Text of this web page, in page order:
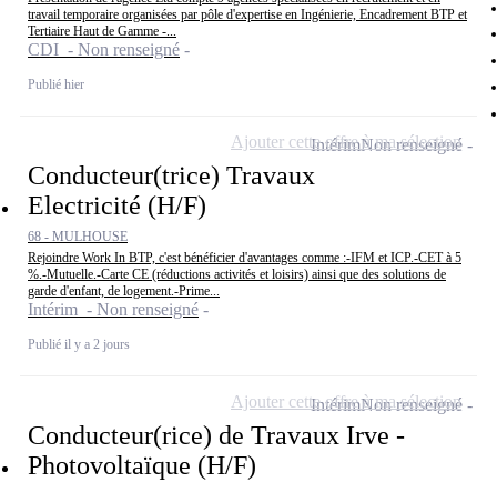
travail temporaire organisées par pôle d'expertise en Ingénierie, Encadrement BTP et
Tertiaire Haut de Gamme -...
CDI - Non renseigné
Publié hier
Conducteur(trice) Travaux
Electricité (H/F)
68 - MULHOUSE
Rejoindre Work In BTP, c'est bénéficier d'avantages comme :-IFM et ICP.-CET à 5
%.-Mutuelle.-Carte CE (réductions activités et loisirs) ainsi que des solutions de
garde d'enfant, de logement.-Prime...
Intérim - Non renseigné
Publié il y a 2 jours
IntérimNon renseigné
Ajouter cette offre à ma sélection
Conducteur(rice) de Travaux Irve -
Photovoltaïque (H/F)
IntérimNon renseigné
Ajouter cette offre à ma sélection